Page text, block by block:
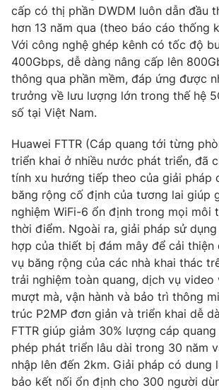
cấp có thị phần DWDM luôn dẫn đầu
hơn 13 năm qua (theo báo cáo thống
Với công nghệ ghép kênh có tốc độ
400Gbps, dễ dàng nâng cấp lên
thông qua phần mềm, đáp ứng được
trưởng về lưu lượng lớn trong thế hệ
số tại Việt Nam.
Huawei FTTR (Cáp quang tới từng
triển khai ở nhiều nước phát triển, đã
tính xu hướng tiếp theo của giải pháp
băng rộng cố định của tương lai giúp
nghiệm WiFi-6 ổn định trong mọi môi
thời điểm. Ngoài ra, giải pháp sử
hợp của thiết bị đám mây để cải
vụ băng rộng của các nhà khai thác
trải nghiệm toàn quang, dịch vụ video
mượt mà, vận hành và bảo trì thông
trúc P2MP đơn giản và triển khai dễ
FTTR giúp giảm 30% lượng cáp
phép phát triển lâu dài trong 30 năm
nhập lên đến 2km. Giải pháp có dung
bảo kết nối ổn định cho 300 người